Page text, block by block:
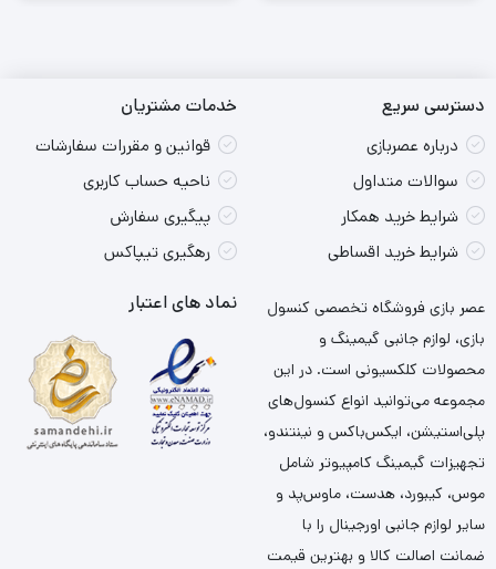
دسترسی سریع
درباره عصربازی
سوالات متداول
شرایط خرید همکار
شرایط خرید اقساطی
خدمات مشتریان
قوانین و مقررات سفارشات
ناحیه حساب کاربری
پیگیری سفارش
رهگیری تیپاکس
عصر بازی فروشگاه تخصصی کنسول
بازی، لوازم جانبی گیمینگ و
محصولات کلکسیونی است. در این
مجموعه می‌توانید انواع کنسول‌های
پلی‌استیشن، ایکس‌باکس و نینتندو،
تجهیزات گیمینگ کامپیوتر شامل
موس، کیبورد، هدست، ماوس‌پد و
سایر لوازم جانبی اورجینال را با
ضمانت اصالت کالا و بهترین قیمت
نماد های اعتبار